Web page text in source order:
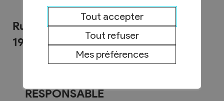
Rue Saint-André 14
1955 Chamoson
RESPONSABLE
Tout accepter
Tout refuser
Mes préférences